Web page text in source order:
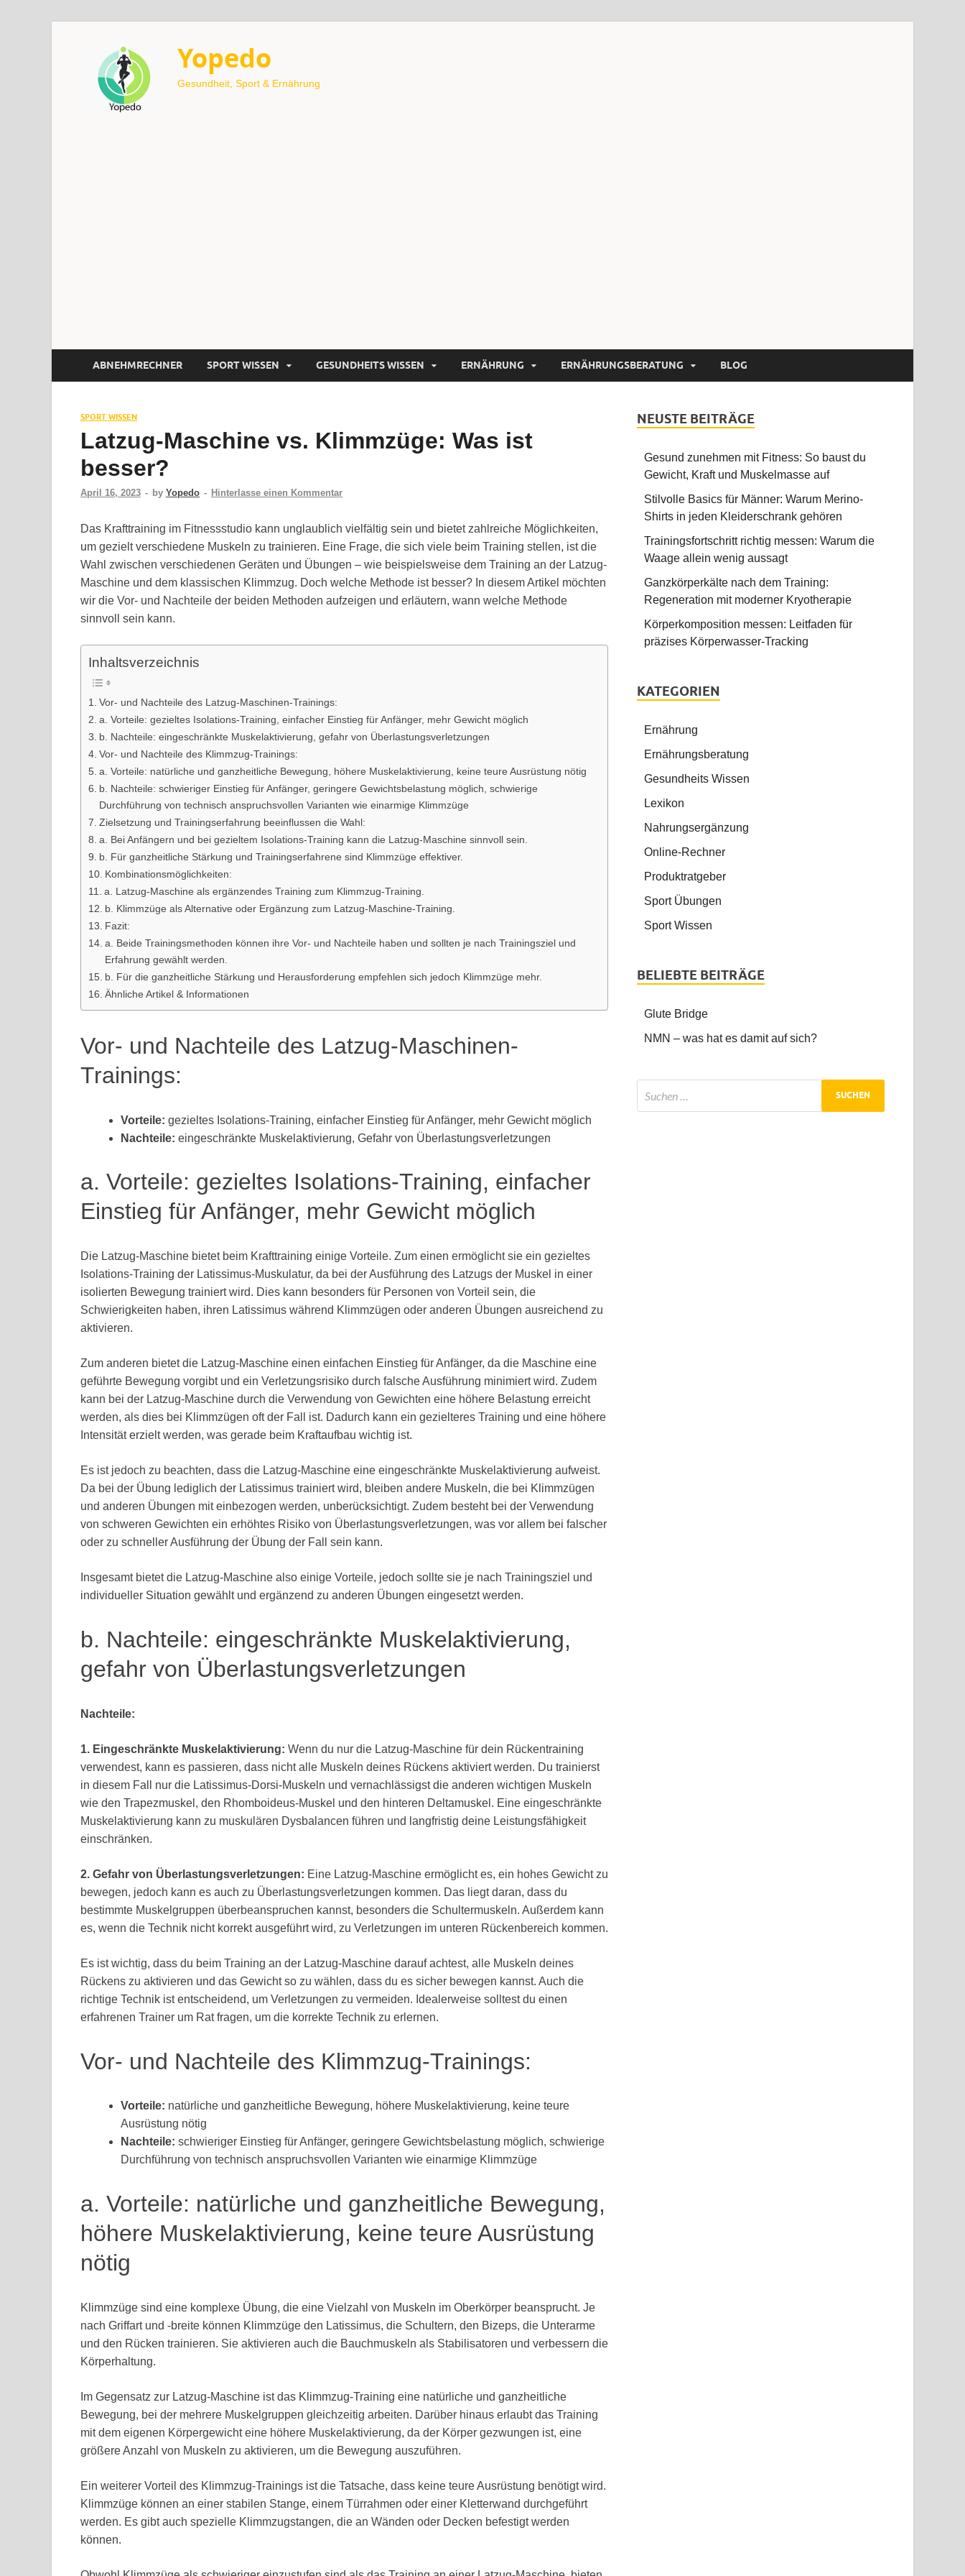
Yopedo
Gesundheit, Sport & Ernährung
ABNEHMRECHNER SPORT WISSEN GESUNDHEITS WISSEN ERNÄHRUNG ERNÄHRUNGSBERATUNG BLOG
SPORT WISSEN
Latzug-Maschine vs. Klimmzüge: Was ist
besser?
April 16, 2023 - by Yopedo - Hinterlasse einen Kommentar
Das Krafttraining im Fitnessstudio kann unglaublich vielfältig sein und bietet zahlreiche Möglichkeiten,
um gezielt verschiedene Muskeln zu trainieren. Eine Frage, die sich viele beim Training stellen, ist die
Wahl zwischen verschiedenen Geräten und Übungen – wie beispielsweise dem Training an der Latzug-
Maschine und dem klassischen Klimmzug. Doch welche Methode ist besser? In diesem Artikel möchten
wir die Vor- und Nachteile der beiden Methoden aufzeigen und erläutern, wann welche Methode
sinnvoll sein kann.
Inhaltsverzeichnis
Vor- und Nachteile des Latzug-Maschinen-Trainings:
a. Vorteile: gezieltes Isolations-Training, einfacher Einstieg für Anfänger, mehr Gewicht möglich
b. Nachteile: eingeschränkte Muskelaktivierung, gefahr von Überlastungsverletzungen
Vor- und Nachteile des Klimmzug-Trainings:
a. Vorteile: natürliche und ganzheitliche Bewegung, höhere Muskelaktivierung, keine teure Ausrüstung nötig
b. Nachteile: schwieriger Einstieg für Anfänger, geringere Gewichtsbelastung möglich, schwierige
Durchführung von technisch anspruchsvollen Varianten wie einarmige Klimmzüge
Zielsetzung und Trainingserfahrung beeinflussen die Wahl:
a. Bei Anfängern und bei gezieltem Isolations-Training kann die Latzug-Maschine sinnvoll sein.
b. Für ganzheitliche Stärkung und Trainingserfahrene sind Klimmzüge effektiver.
Kombinationsmöglichkeiten:
a. Latzug-Maschine als ergänzendes Training zum Klimmzug-Training.
b. Klimmzüge als Alternative oder Ergänzung zum Latzug-Maschine-Training.
Fazit:
a. Beide Trainingsmethoden können ihre Vor- und Nachteile haben und sollten je nach Trainingsziel und
Erfahrung gewählt werden.
b. Für die ganzheitliche Stärkung und Herausforderung empfehlen sich jedoch Klimmzüge mehr.
Ähnliche Artikel & Informationen
Vor- und Nachteile des Latzug-Maschinen-
Trainings:
Vorteile: gezieltes Isolations-Training, einfacher Einstieg für Anfänger, mehr Gewicht möglich
Nachteile: eingeschränkte Muskelaktivierung, Gefahr von Überlastungsverletzungen
a. Vorteile: gezieltes Isolations-Training, einfacher
Einstieg für Anfänger, mehr Gewicht möglich
Die Latzug-Maschine bietet beim Krafttraining einige Vorteile. Zum einen ermöglicht sie ein gezieltes
Isolations-Training der Latissimus-Muskulatur, da bei der Ausführung des Latzugs der Muskel in einer
isolierten Bewegung trainiert wird. Dies kann besonders für Personen von Vorteil sein, die
Schwierigkeiten haben, ihren Latissimus während Klimmzügen oder anderen Übungen ausreichend zu
aktivieren.
Zum anderen bietet die Latzug-Maschine einen einfachen Einstieg für Anfänger, da die Maschine eine
geführte Bewegung vorgibt und ein Verletzungsrisiko durch falsche Ausführung minimiert wird. Zudem
kann bei der Latzug-Maschine durch die Verwendung von Gewichten eine höhere Belastung erreicht
werden, als dies bei Klimmzügen oft der Fall ist. Dadurch kann ein gezielteres Training und eine höhere
Intensität erzielt werden, was gerade beim Kraftaufbau wichtig ist.
Es ist jedoch zu beachten, dass die Latzug-Maschine eine eingeschränkte Muskelaktivierung aufweist.
Da bei der Übung lediglich der Latissimus trainiert wird, bleiben andere Muskeln, die bei Klimmzügen
und anderen Übungen mit einbezogen werden, unberücksichtigt. Zudem besteht bei der Verwendung
von schweren Gewichten ein erhöhtes Risiko von Überlastungsverletzungen, was vor allem bei falscher
oder zu schneller Ausführung der Übung der Fall sein kann.
Insgesamt bietet die Latzug-Maschine also einige Vorteile, jedoch sollte sie je nach Trainingsziel und
individueller Situation gewählt und ergänzend zu anderen Übungen eingesetzt werden.
b. Nachteile: eingeschränkte Muskelaktivierung,
gefahr von Überlastungsverletzungen
Nachteile:
1. Eingeschränkte Muskelaktivierung: Wenn du nur die Latzug-Maschine für dein Rückentraining
verwendest, kann es passieren, dass nicht alle Muskeln deines Rückens aktiviert werden. Du trainierst
in diesem Fall nur die Latissimus-Dorsi-Muskeln und vernachlässigst die anderen wichtigen Muskeln
wie den Trapezmuskel, den Rhomboideus-Muskel und den hinteren Deltamuskel. Eine eingeschränkte
Muskelaktivierung kann zu muskulären Dysbalancen führen und langfristig deine Leistungsfähigkeit
einschränken.
2. Gefahr von Überlastungsverletzungen: Eine Latzug-Maschine ermöglicht es, ein hohes Gewicht zu
bewegen, jedoch kann es auch zu Überlastungsverletzungen kommen. Das liegt daran, dass du
bestimmte Muskelgruppen überbeanspruchen kannst, besonders die Schultermuskeln. Außerdem kann
es, wenn die Technik nicht korrekt ausgeführt wird, zu Verletzungen im unteren Rückenbereich kommen.
Es ist wichtig, dass du beim Training an der Latzug-Maschine darauf achtest, alle Muskeln deines
Rückens zu aktivieren und das Gewicht so zu wählen, dass du es sicher bewegen kannst. Auch die
richtige Technik ist entscheidend, um Verletzungen zu vermeiden. Idealerweise solltest du einen
erfahrenen Trainer um Rat fragen, um die korrekte Technik zu erlernen.
Vor- und Nachteile des Klimmzug-Trainings:
Vorteile: natürliche und ganzheitliche Bewegung, höhere Muskelaktivierung, keine teure
Ausrüstung nötig
Nachteile: schwieriger Einstieg für Anfänger, geringere Gewichtsbelastung möglich, schwierige
Durchführung von technisch anspruchsvollen Varianten wie einarmige Klimmzüge
a. Vorteile: natürliche und ganzheitliche Bewegung,
höhere Muskelaktivierung, keine teure Ausrüstung
nötig
Klimmzüge sind eine komplexe Übung, die eine Vielzahl von Muskeln im Oberkörper beansprucht. Je
nach Griffart und -breite können Klimmzüge den Latissimus, die Schultern, den Bizeps, die Unterarme
und den Rücken trainieren. Sie aktivieren auch die Bauchmuskeln als Stabilisatoren und verbessern die
Körperhaltung.
Im Gegensatz zur Latzug-Maschine ist das Klimmzug-Training eine natürliche und ganzheitliche
Bewegung, bei der mehrere Muskelgruppen gleichzeitig arbeiten. Darüber hinaus erlaubt das Training
mit dem eigenen Körpergewicht eine höhere Muskelaktivierung, da der Körper gezwungen ist, eine
größere Anzahl von Muskeln zu aktivieren, um die Bewegung auszuführen.
Ein weiterer Vorteil des Klimmzug-Trainings ist die Tatsache, dass keine teure Ausrüstung benötigt wird.
Klimmzüge können an einer stabilen Stange, einem Türrahmen oder einer Kletterwand durchgeführt
werden. Es gibt auch spezielle Klimmzugstangen, die an Wänden oder Decken befestigt werden
können.
NEUSTE BEITRÄGE
Gesund zunehmen mit Fitness: So baust du
Gewicht, Kraft und Muskelmasse auf
Stilvolle Basics für Männer: Warum Merino-
Shirts in jeden Kleiderschrank gehören
Trainingsfortschritt richtig messen: Warum die
Waage allein wenig aussagt
Ganzkörperkälte nach dem Training:
Regeneration mit moderner Kryotherapie
Körperkomposition messen: Leitfaden für
präzises Körperwasser-Tracking
KATEGORIEN
Ernährung
Ernährungsberatung
Gesundheits Wissen
Lexikon
Nahrungsergänzung
Online-Rechner
Produktratgeber
Sport Übungen
Sport Wissen
BELIEBTE BEITRÄGE
Glute Bridge
NMN – was hat es damit auf sich?